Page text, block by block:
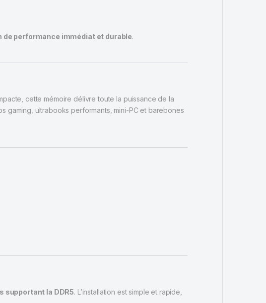
de performance immédiat et durable.
cette mémoire délivre toute la puissance de la
gaming, ultrabooks performants, mini-PC et barebones
supportant la DDR5. L’installation est simple et rapide,